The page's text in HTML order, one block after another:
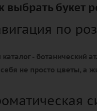
выбрать букет
по
- ботанический
не просто цветы, а